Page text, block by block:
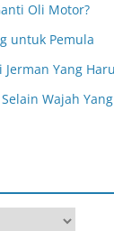
Oli Motor?
untuk Pemula
Yang
Wajah